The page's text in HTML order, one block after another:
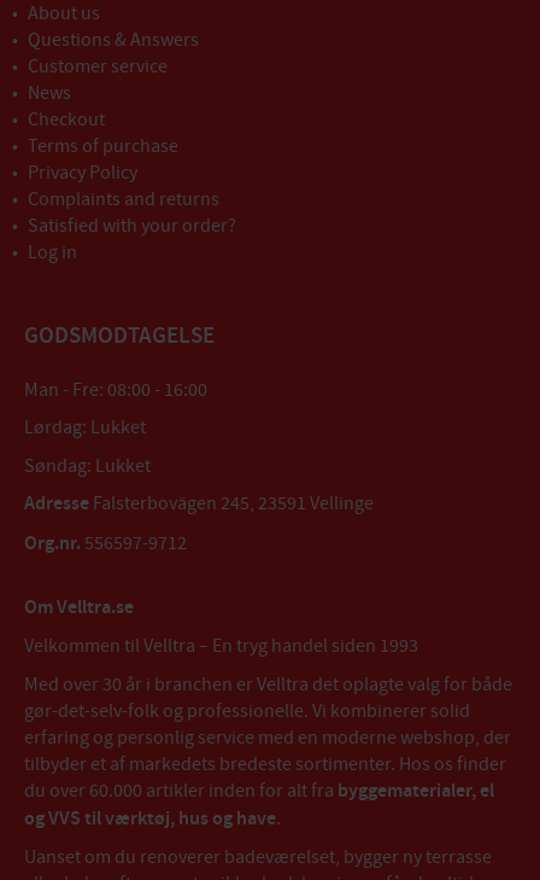
About us
Questions & Answers
Customer service
News
Checkout
Terms of purchase
Privacy Policy
Complaints and returns
Satisfied with your order?
Log in
GODSMODTAGELSE
Man - Fre: 08:00 - 16:00
Lørdag: Lukket
Søndag: Lukket
Adresse Falsterbovägen 245, 23591 Vellinge
Org.nr. 556597-9712
Om Velltra.se
Velkommen til Velltra – En tryg handel siden 1993
Med over 30 år i branchen er Velltra det oplagte valg for både
gør-det-selv-folk og professionelle. Vi kombinerer solid
erfaring og personlig service med en moderne webshop, der
tilbyder et af markedets bredeste sortimenter. Hos os finder
du over 60.000 artikler inden for alt fra byggematerialer, el
og VVS til værktøj, hus og have.
Uanset om du renoverer badeværelset, bygger ny terrasse